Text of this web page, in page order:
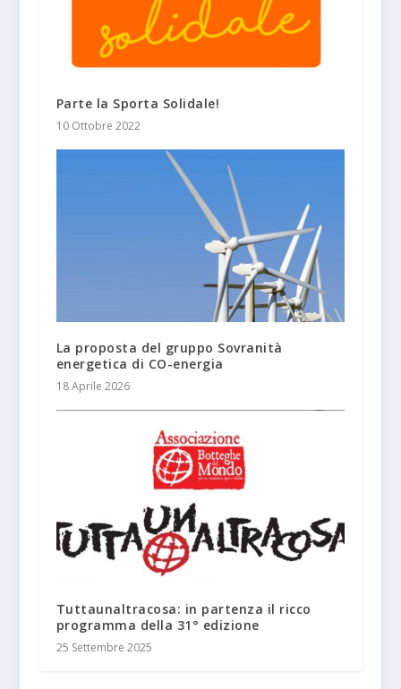
Parte la Sporta Solidale!
10 Ottobre 2022
La proposta del gruppo Sovranità
energetica di CO-energia
18 Aprile 2026
Tuttaunaltracosa: in partenza il ricco
programma della 31° edizione
25 Settembre 2025